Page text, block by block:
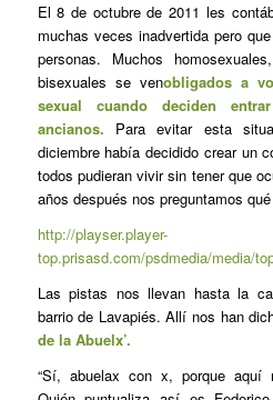
El 8 de octubre de 2011 les
muchas veces inadvertida pero
personas. Muchos
bisexuales se venobligados a
sexual cuando deciden
ancianos.
Para evitar esta
diciembre había decidido crear un
todos pudieran vivir sin tener que
años después nos preguntamos
http://playser.player-
top.prisasd.com/psdmedia/media/
Las pistas nos llevan hasta la
barrio de Lavapiés. Allí nos han
de la Abuelx’.
“Sí, abuelax con x, porque aquí